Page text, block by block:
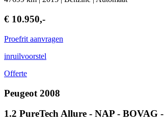
€ 10.950,-
Proefrit aanvragen
inruilvoorstel
Offerte
Peugeot 2008
1.2 PureTech Allure - NAP - BOVAG -